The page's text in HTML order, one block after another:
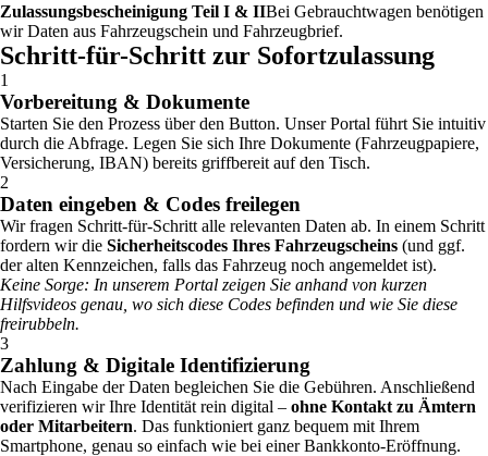
Zulassungsbescheinigung Teil I & IIBei Gebrauchtwagen benötigen
wir Daten aus Fahrzeugschein und Fahrzeugbrief.
Schritt-für-Schritt zur Sofortzulassung
1
Vorbereitung & Dokumente
Starten Sie den Prozess über den Button. Unser Portal führt Sie intuitiv
durch die Abfrage. Legen Sie sich Ihre Dokumente (Fahrzeugpapiere,
Versicherung, IBAN) bereits griffbereit auf den Tisch.
2
Daten eingeben & Codes freilegen
Wir fragen Schritt-für-Schritt alle relevanten Daten ab. In einem Schritt
fordern wir die Sicherheitscodes Ihres Fahrzeugscheins (und ggf.
der alten Kennzeichen, falls das Fahrzeug noch angemeldet ist).
Keine Sorge: In unserem Portal zeigen Sie anhand von kurzen
Hilfsvideos genau, wo sich diese Codes befinden und wie Sie diese
freirubbeln.
3
Zahlung & Digitale Identifizierung
Nach Eingabe der Daten begleichen Sie die Gebühren. Anschließend
verifizieren wir Ihre Identität rein digital – ohne Kontakt zu Ämtern
oder Mitarbeitern. Das funktioniert ganz bequem mit Ihrem
Smartphone, genau so einfach wie bei einer Bankkonto-Eröffnung.